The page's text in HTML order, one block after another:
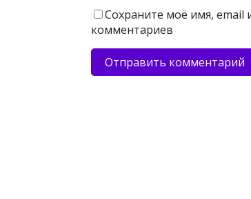
Сохраните моё имя, email
комментариев